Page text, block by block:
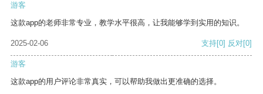
游客
这款app的老师非常专业，教学水平很高，让我能够学到实用的知识。
2025-02-06 支持[0] 反对[0]
游客
这款app的用户评论非常真实，可以帮助我做出更准确的选择。